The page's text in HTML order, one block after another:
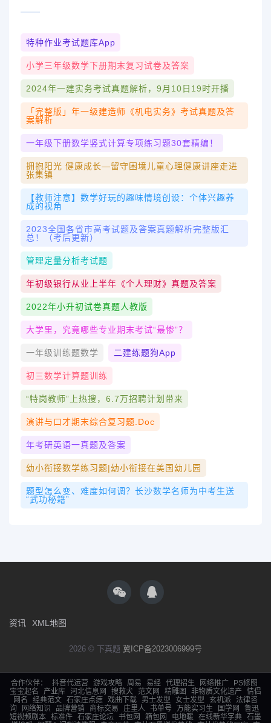
特种作业考试题库app
小学三年级数学下册期末复习试卷及答案
2024年一建实务考试真题解析，9月10日19时开播
「完整版」年一级建造师《机电实务》考试真题及答
案解析
一年级下册数学竖式计算专项练习题30套精编！
拥抱阳光 健康成长—留守困境儿童心理健康讲座走进
张集镇
【教师注意】数学好玩的趣味情境创设：个体兴趣养
成的视角
2023全国各省市高考试题及答案真题解析完整版汇
总！（考后更新）
管理定量分析考试题
年初级银行从业上半年《个人理财》真题及答案
2022年小升初试卷真题人教版
大学里，究竟哪些专业期末考试“最惨”？
一年级训练题数学 二建练题狗app
初三数学计算题训练
“特岗教师”上热搜，6.7万招聘计划带来
演讲与口才期末综合复习题.doc
年考研英语一真题及答案
幼小衔接数学练习题|幼小衔接在美国幼儿园
题型怎么变、难度如何调？长沙数学名师为中考生送
“武功秘籍”
资讯 XML地图
2026 © 下真题 冀ICP备2023006999号
合作伙伴： 抖音代运营 游戏攻略 周易 易经 代理招生 网络推广
PS修图
宝宝起名
产业库 河北信息网 搜救犬 范文网 精雕图 非物质文化遗产
情侣
网名
经典范文 石家庄点痣 戏曲下载 男士发型 女士发型 玄机派
法律咨
询
网络知识 品牌营销 商标交易 庄里人 书单号 万能实习生 国学网
鲁迅
短视频剧本 标准件 石家庄论坛 书包网 箱包网 电地暖 在线新华字典 石墨